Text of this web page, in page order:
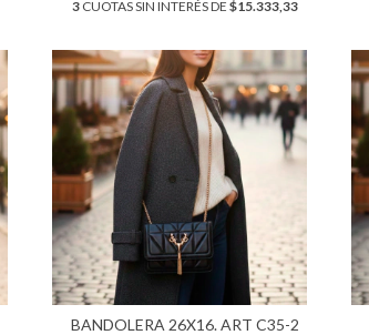
3 CUOTAS SIN INTERÉS DE$15.333,33
BANDOLERA 26X16. ART C35-2